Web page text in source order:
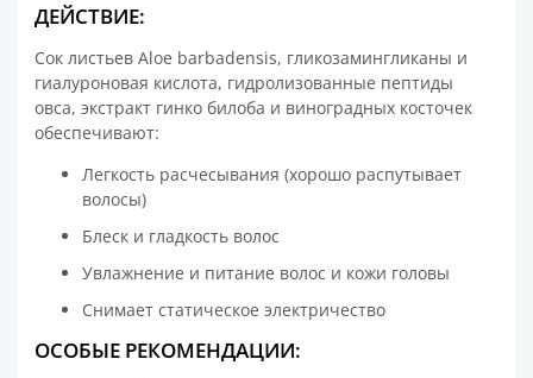
ДЕЙСТВИЕ:
Сок листьев Aloe barbadensis, гликозамингликаны и
гиалуроновая кислота, гидролизованные пептиды
овса, экстракт гинко билоба и виноградных косточек
обеспечивают:
Легкость расчесывания (хорошо распутывает
волосы)
Блеск и гладкость волос
Увлажнение и питание волос и кожи головы
Снимает статическое электричество
ОСОБЫЕ РЕКОМЕНДАЦИИ: